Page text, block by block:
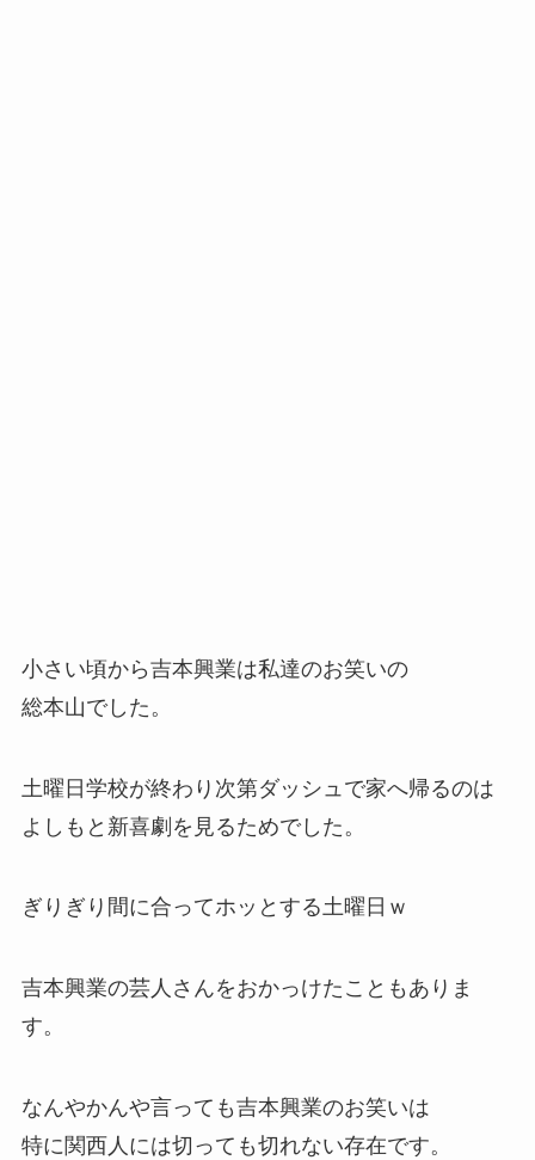
小さい頃から吉本興業は私達のお笑いの
総本山でした。
土曜日学校が終わり次第ダッシュで家へ帰るのは
よしもと新喜劇を見るためでした。
ぎりぎり間に合ってホッとする土曜日ｗ
吉本興業の芸人さんをおかっけたこともありま
す。
なんやかんや言っても吉本興業のお笑いは
特に関西人には切っても切れない存在です。